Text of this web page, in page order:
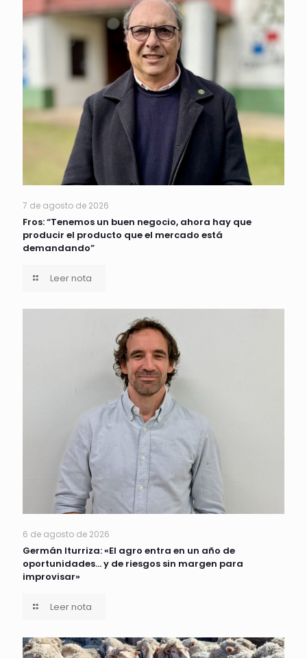
7 de agosto de 2026
Fros: “Tenemos un buen negocio, ahora hay que
producir el producto que el mercado está
demandando”
Leer nota
6 de agosto de 2026
Germán Iturriza: «El agro entra en un año de
oportunidades… y de riesgos sin margen para
improvisar»
Leer nota